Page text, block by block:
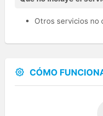
Otros servicios no
CÓMO